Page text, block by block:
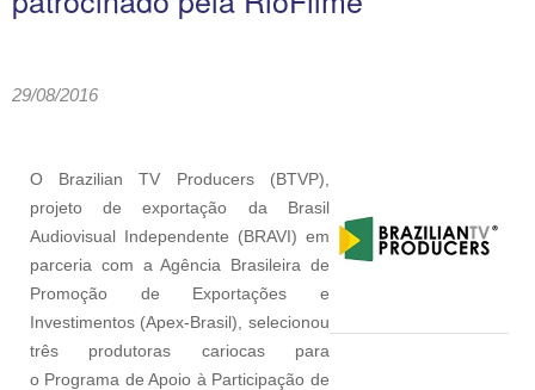
29/08/2016
O Brazilian TV Producers (BTVP),
projeto de exportação da Brasil
Audiovisual Independente (BRAVI) em
parceria com a Agência Brasileira de
Promoção de Exportações e
Investimentos (Apex-Brasil), selecionou
três produtoras cariocas para
o Programa de Apoio à Participação de